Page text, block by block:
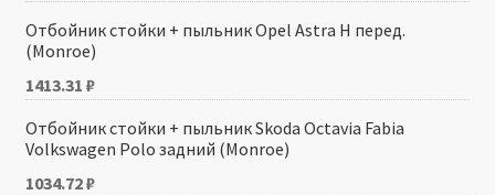
Отбойник стойки + пыльник Opel Astra H перед.
(Monroe)
1413.31 ₽
Отбойник стойки + пыльник Skoda Octavia Fabia
Volkswagen Polo задний (Monroe)
1034.72₽